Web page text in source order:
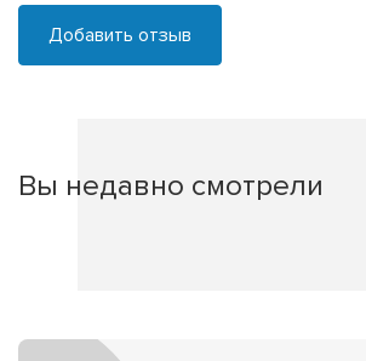
Добавить отзыв
Вы недавно смотрели